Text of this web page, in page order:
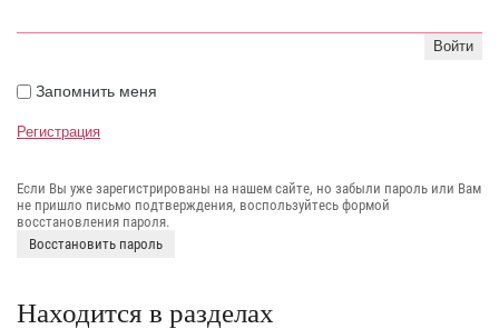
Войти
Запомнить меня
Регистрация
Если Вы уже зарегистрированы на нашем сайте, но забыли пароль или Вам
не пришло письмо подтверждения, воспользуйтесь формой
восстановления пароля.
Восстановить пароль
Находится в разделах